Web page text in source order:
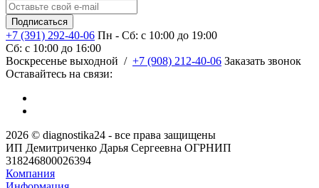
+7 (391) 292-40-06 Пн - Сб: c 10:00 до 19:00
Сб: c 10:00 до 16:00
​Воскресенье выходной / +7 (908) 212-40-06 Заказать звонок
Оставайтесь на связи:
2026 © diagnostika24 - все права защищены
ИП Демитриченко Дарья Сергеевна ОГРНИП
318246800026394
Компания